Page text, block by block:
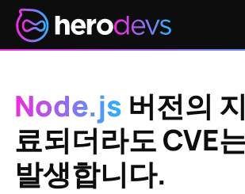
Node.js 버전의
료되더라도 CVE
발생합니다.